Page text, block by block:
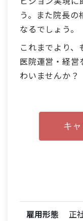
う。また院長
なるでしょう。
これまでより、
医院運営・経営
わいませんか？
キ
雇用形態 正